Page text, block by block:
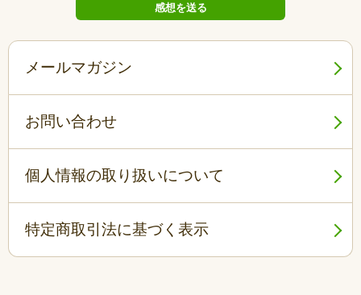
メールマガジン
お問い合わせ
個人情報の取り扱いについて
特定商取引法に基づく表示